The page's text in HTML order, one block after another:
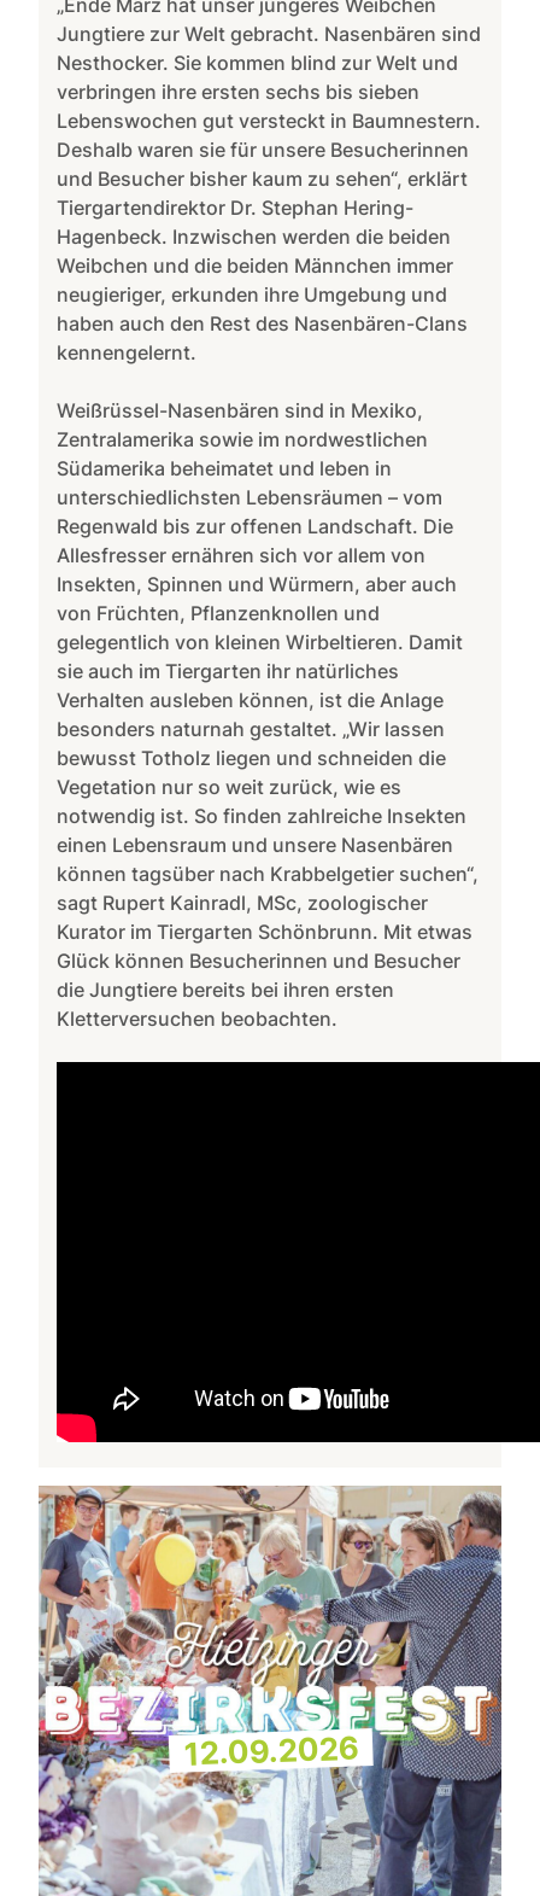
„Ende März hat unser jüngeres Weibchen
Jungtiere zur Welt gebracht. Nasenbären sind
Nesthocker. Sie kommen blind zur Welt und
verbringen ihre ersten sechs bis sieben
Lebenswochen gut versteckt in Baumnestern.
Deshalb waren sie für unsere Besucherinnen
und Besucher bisher kaum zu sehen“, erklärt
Tiergartendirektor Dr. Stephan Hering-
Hagenbeck. Inzwischen werden die beiden
Weibchen und die beiden Männchen immer
neugieriger, erkunden ihre Umgebung und
haben auch den Rest des Nasenbären-Clans
kennengelernt.
Weißrüssel-Nasenbären sind in Mexiko,
Zentralamerika sowie im nordwestlichen
Südamerika beheimatet und leben in
unterschiedlichsten Lebensräumen – vom
Regenwald bis zur offenen Landschaft. Die
Allesfresser ernähren sich vor allem von
Insekten, Spinnen und Würmern, aber auch
von Früchten, Pflanzenknollen und
gelegentlich von kleinen Wirbeltieren. Damit
sie auch im Tiergarten ihr natürliches
Verhalten ausleben können, ist die Anlage
besonders naturnah gestaltet. „Wir lassen
bewusst Totholz liegen und schneiden die
Vegetation nur so weit zurück, wie es
notwendig ist. So finden zahlreiche Insekten
einen Lebensraum und unsere Nasenbären
können tagsüber nach Krabbelgetier suchen“,
sagt Rupert Kainradl, MSc, zoologischer
Kurator im Tiergarten Schönbrunn. Mit etwas
Glück können Besucherinnen und Besucher
die Jungtiere bereits bei ihren ersten
Kletterversuchen beobachten.
12.09.2026